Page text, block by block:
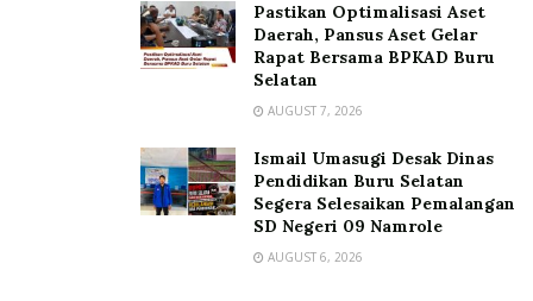
Pastikan Optimalisasi Aset
Daerah, Pansus Aset Gelar
Rapat Bersama BPKAD Buru
Selatan
AUGUST 7, 2026
Ismail Umasugi Desak Dinas
Pendidikan Buru Selatan
Segera Selesaikan Pemalangan
SD Negeri 09 Namrole
AUGUST 6, 2026